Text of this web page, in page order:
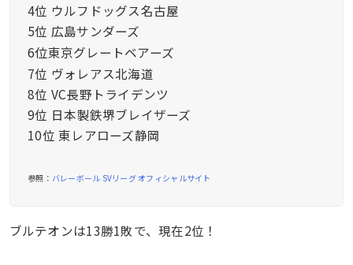
4位 ウルフドッグス名古屋
5位 広島サンダーズ
6位東京グレートベアーズ
7位 ヴォレアス北海道
8位 VC長野トライデンツ
9位 日本製鉄堺ブレイザーズ
10位 東レアローズ静岡
参照： バレーボール SVリーグ オフィシャルサイト
ブルテオンは13勝1敗で、現在2位！